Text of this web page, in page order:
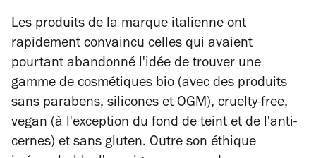
Les produits de la marque italienne ont
rapidement convaincu celles qui avaient
pourtant abandonné l'idée de trouver une
gamme de cosmétiques bio (avec des produits
sans parabens, silicones et OGM), cruelty-free,
vegan (à l'exception du fond de teint et de l'anti-
cernes) et sans gluten. Outre son éthique